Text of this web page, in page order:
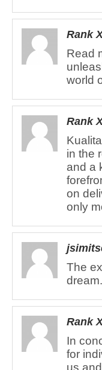
Rank
Read
world
Rank
in the
and a
on
only
The
dream.
Rank
In
for
us